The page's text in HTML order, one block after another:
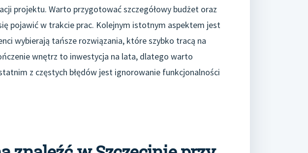
projektu. Warto przygotować szczegółowy budżet oraz
pojawić w trakcie prac. Kolejnym istotnym aspektem jest
wybierają tańsze rozwiązania, które szybko tracą na
wnętrz to inwestycja na lata, dlatego warto
z częstych błędów jest ignorowanie funkcjonalności